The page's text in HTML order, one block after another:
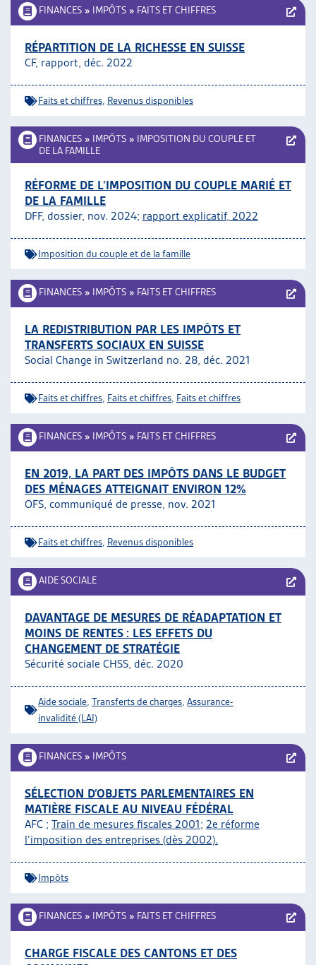
FINANCES » IMPÔTS » FAITS ET CHIFFRES
RÉPARTITION DE LA RICHESSE EN SUISSE
CF, rapport, déc. 2022
Faits et chiffres Revenus disponibles
FINANCES » IMPÔTS » IMPOSITION DU COUPLE ET
DE LA FAMILLE
RÉFORME DE L’IMPOSITION DU COUPLE MARIÉ ET
DE LA FAMILLE
DFF, dossier, nov. 2024; rapport explicatif, 2022
Imposition du couple et de la famille
FINANCES » IMPÔTS » FAITS ET CHIFFRES
LA REDISTRIBUTION PAR LES IMPÔTS ET
TRANSFERTS SOCIAUX EN SUISSE
Social Change in Switzerland no. 28, déc. 2021
Faits et chiffres Faits et chiffres Faits et chiffres
FINANCES » IMPÔTS » FAITS ET CHIFFRES
EN 2019, LA PART DES IMPÔTS DANS LE BUDGET
DES MÉNAGES ATTEIGNAIT ENVIRON 12%
OFS, communiqué de presse, nov. 2021
Faits et chiffres Revenus disponibles
AIDE SOCIALE
DAVANTAGE DE MESURES DE RÉADAPTATION ET
MOINS DE RENTES : LES EFFETS DU
CHANGEMENT DE STRATÉGIE
Sécurité sociale CHSS, déc. 2020
Aide sociale Transferts de charges Assurance-
invalidité (LAI)
FINANCES » IMPÔTS
SÉLECTION D’OBJETS PARLEMENTAIRES EN
MATIÈRE FISCALE AU NIVEAU FÉDÉRAL
AFC ; Train de mesures fiscales 2001; 2e réforme
l’imposition des entreprises (dès 2002).
Impôts
FINANCES » IMPÔTS » FAITS ET CHIFFRES
CHARGE FISCALE DES CANTONS ET DES